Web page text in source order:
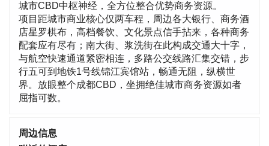
城市CBD中枢神经，全方位整合优势商务资源。
项目距城市商业核心仅两车程，周边各大银行、商务酒
店星罗棋布，高档餐饮、文化景点信手拈来，各种商务
配套应有尽有；南大街、浆洗街在此构成交通大十字，
与航空快速通道紧密相连，多路公交线路汇集交错，步
行五可到地铁1号线锦江宾馆站，畅通无阻，纵横世
界。放眼整个成都CBD，坐拥绝佳城市商务资源如者
屈指可数。
周边信息